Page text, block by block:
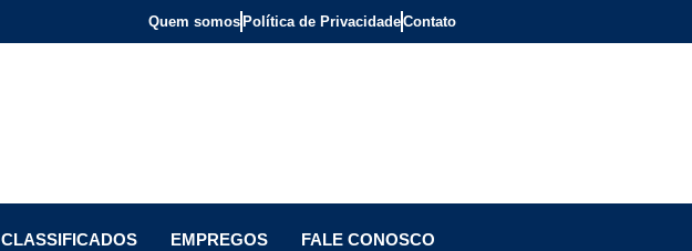
Quem somos Política de PrivacidadeContato
CLASSIFICADOS EMPREGOS FALE CONOSCO